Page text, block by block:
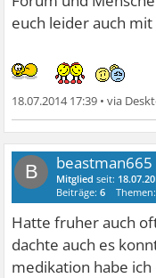
euch leider auch
18.07.2014 17:39 •
B beastman665
Mitglied seit:
Beiträge:6
Hatte fruher auch
dachte auch es
medikation habe